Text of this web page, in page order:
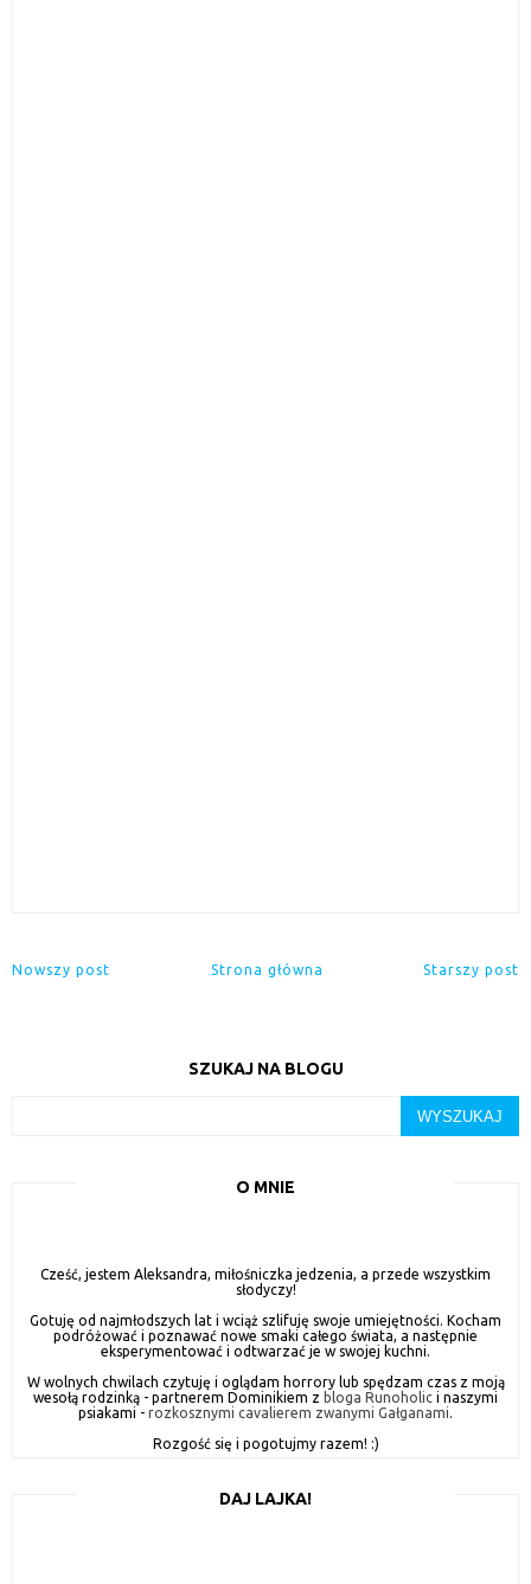
Nowszy post Starszy post
Strona główna
SZUKAJ NA BLOGU
O MNIE
Cześć, jestem Aleksandra, miłośniczka jedzenia, a przede wszystkim
słodyczy!
Gotuję od najmłodszych lat i wciąż szlifuję swoje umiejętności. Kocham
podróżować i poznawać nowe smaki całego świata, a następnie
eksperymentować i odtwarzać je w swojej kuchni.
W wolnych chwilach czytuję i oglądam horrory lub spędzam czas z moją
wesołą rodzinką - partnerem Dominikiem z bloga Runoholic i naszymi
psiakami - rozkosznymi cavalierem zwanymi Gałganami.
Rozgość się i pogotujmy razem! :)
DAJ LAJKA!